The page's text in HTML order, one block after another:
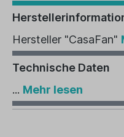
Hersteller "CasaFan"
Technische Daten
... Mehr lesen